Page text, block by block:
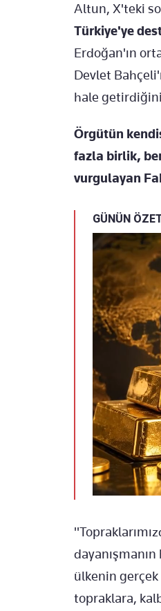
Altun, X'teki
Türkiye'ye
Erdoğan'ın
Devlet
hale
Örgütün
fazla birlik,
vurgulayan
GÜNÜN
ülkenin gerçek
topraklara,